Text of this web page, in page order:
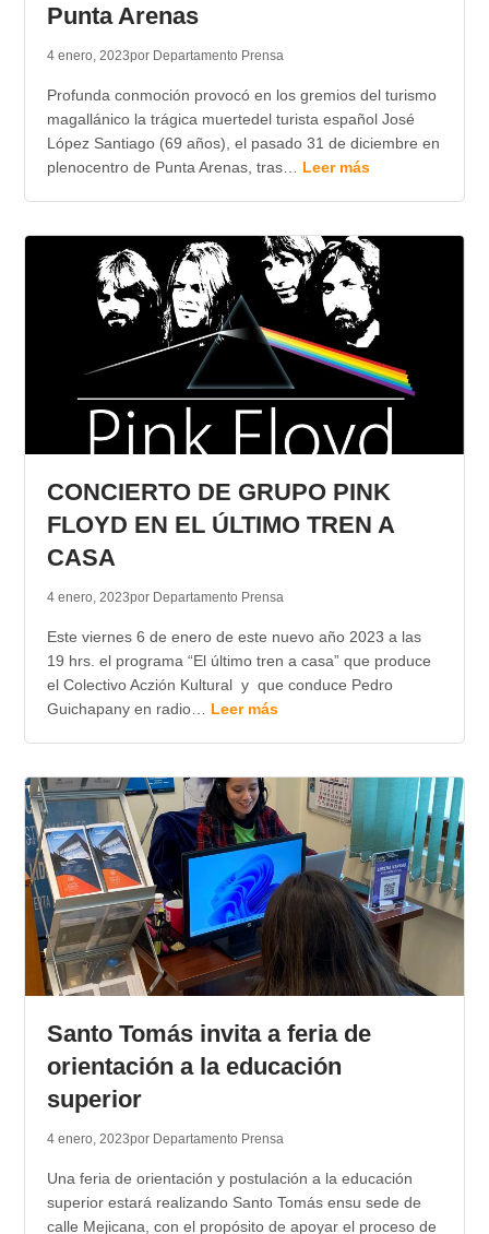
Punta Arenas
4 enero, 2023por Departamento Prensa
Profunda conmoción provocó en los gremios del turismo
magallánico la trágica muertedel turista español José
López Santiago (69 años), el pasado 31 de diciembre en
plenocentro de Punta Arenas, tras… Leer más
CONCIERTO DE GRUPO PINK
FLOYD EN EL ÚLTIMO TREN A
CASA
4 enero, 2023por Departamento Prensa
Este viernes 6 de enero de este nuevo año 2023 a las
19 hrs. el programa “El último tren a casa” que produce
el Colectivo Aczión Kultural y que conduce Pedro
Guichapany en radio… Leer más
Santo Tomás invita a feria de
orientación a la educación
superior
4 enero, 2023por Departamento Prensa
Una feria de orientación y postulación a la educación
superior estará realizando Santo Tomás ensu sede de
calle Mejicana, con el propósito de apoyar el proceso de